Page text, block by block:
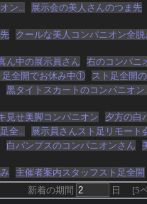
ン...
展示会の美人さんのつま先
クールな美人コンパニオン全脱
ん中の展示員さん
右のコンパニ
足全開でお休み中①
スト足全開
黒タイトスカートのコンパニオン
見せ美脚コンパニオン
夕方の白
全...
展示員さんスト足リモート
白パンプスのコンパニオンさん
主催者案内スタッフスト足全開
新着の期間
日 [5